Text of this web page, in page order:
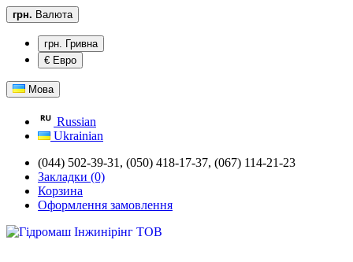
грн. Валюта
грн. Гривна
€ Евро
Мова
Russian
Ukrainian
(044) 502-39-31, (050) 418-17-37, (067) 114-21-23
Закладки (0)
Корзина
Оформлення замовлення